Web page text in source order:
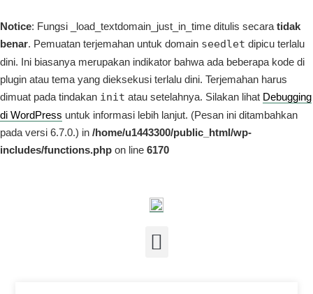
Notice: Fungsi _load_textdomain_just_in_time ditulis secara tidak
benar. Pemuatan terjemahan untuk domain seedlet dipicu terlalu
dini. Ini biasanya merupakan indikator bahwa ada beberapa kode di
plugin atau tema yang dieksekusi terlalu dini. Terjemahan harus
dimuat pada tindakan init atau setelahnya. Silakan lihat Debugging
di WordPress untuk informasi lebih lanjut. (Pesan ini ditambahkan
pada versi 6.7.0.) in /home/u1443300/public_html/wp-
includes/functions.php on line 6170